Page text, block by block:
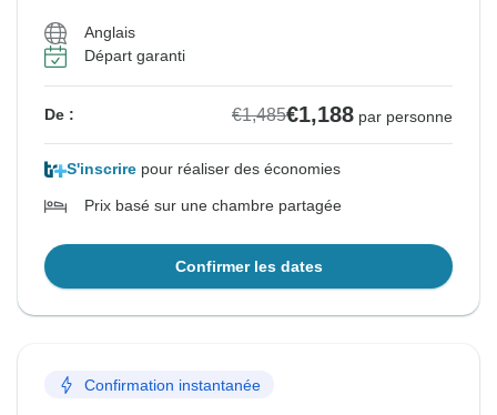
Anglais
Départ garanti
De : €1,485€1,188 par personne
S'inscrire pour réaliser des économies
Prix basé sur une chambre partagée
Confirmer les dates
Confirmation instantanée